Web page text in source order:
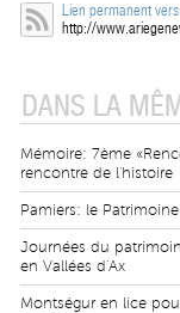
Lien permanent
http://
DANS LA
Mémoire: 7ème
rencontre de l'histoire
Pamiers: le
Journées du
en Vallées d'Ax
Montségur en lice